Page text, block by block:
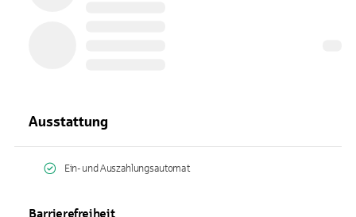
Ausstattung
Ein- und Auszahlungsautomat
Barrierefreiheit